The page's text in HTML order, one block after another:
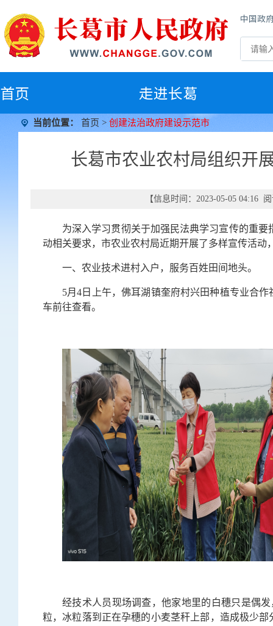
中国政
首页 走进长葛
当前位置： 首页 > 创建法治政府建设示范市
长葛市农业农村局组织开
【信息时间：2023-05-05 04:16
为深入学习贯彻关于加强民法典学习宣传的重
动相关要求，市农业农村局近期开展了多样宣传活动
一、农业技术进村入户，服务百姓田间地头。
5月4日上午，佛耳湖镇奎府村兴田种植专业合
车前往查看。
经技术人员现场调查，他家地里的白穗只是偶
粒，冰粒落到正在孕穗的小麦茎秆上部，造成极少